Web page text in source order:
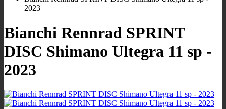
2023
Bianchi Rennrad SPRINT
DISC Shimano Ultegra 11 sp -
2023